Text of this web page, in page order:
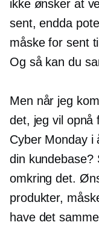
ikke ønsker at
sent, endda
måske for sent
Og så kan du
Men når jeg
det, jeg vil opnå
Cyber ​​Monday
din kundebase?
omkring det.
produkter,
have det